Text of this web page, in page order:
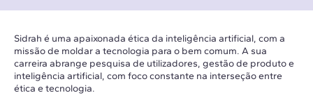
Sidrah é uma apaixonada ética da inteligência artificial, com a
missão de moldar a tecnologia para o bem comum. A sua
carreira abrange pesquisa de utilizadores, gestão de produto e
inteligência artificial, com foco constante na interseção entre
ética e tecnologia.